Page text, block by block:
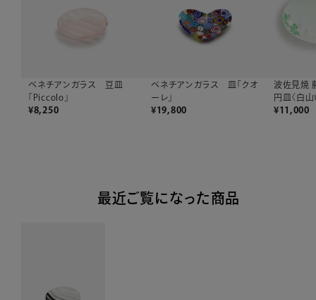
ベネチアンガラス 豆皿
「Piccolo」
¥8,250
ベネチアンガラス 皿「クオ
ーレ」
¥19,800
波佐見焼
円皿〈白山
¥11,000
最近ご覧になった商品